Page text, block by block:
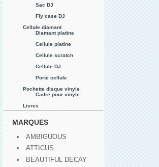
Sac DJ
Fly case DJ
Cellule diamant
Diamant platine
Cellule platine
Cellule scratch
Cellule DJ
Porte cellule
Pochette disque vinyle
Cadre pour vinyle
Livres
MARQUES
AMBIGUOUS
ATTICUS
BEAUTIFUL DECAY